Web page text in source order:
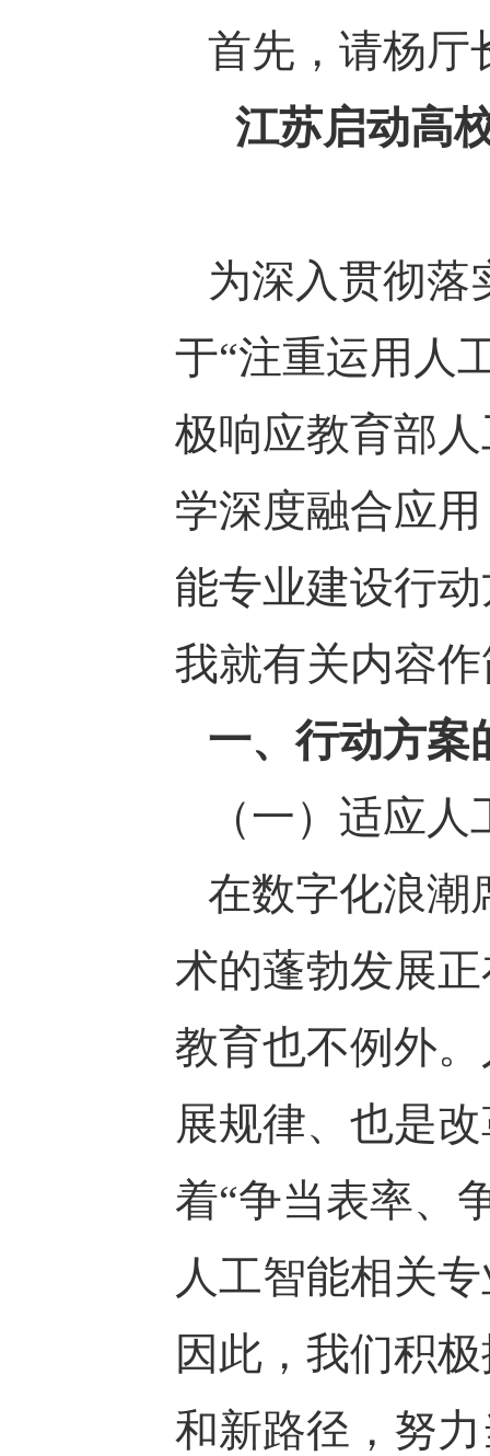
首先，请杨厅
江苏启动高
为深入贯彻落
于“注重运用人
极响应教育部
学深度融合应
能专业建设行
我就有关内容
一、行动方案
（一）适应
在数字化浪潮
术的蓬勃发展
教育也不例外
展规律、也是
着“争当表率、
人工智能相关
因此，我们积
和新路径，努